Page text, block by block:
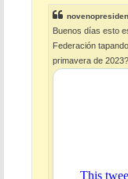
j
e
Buenos días esto
Federación
primavera de 2023?